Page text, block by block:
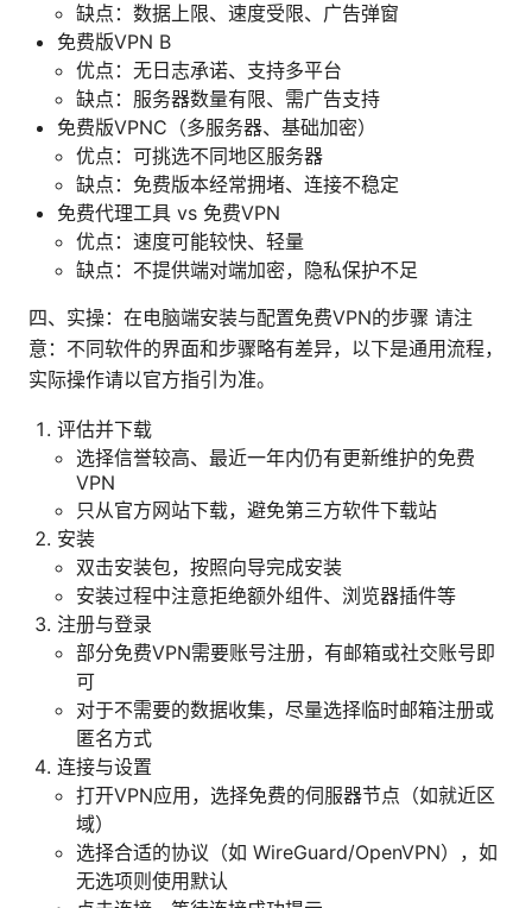
缺点：数据上限、速度受限、广告弹窗
免费版VPN B
优点：无日志承诺、支持多平台
缺点：服务器数量有限、需广告支持
免费版VPNC（多服务器、基础加密）
优点：可挑选不同地区服务器
缺点：免费版本经常拥堵、连接不稳定
免费代理工具 vs 免费VPN
优点：速度可能较快、轻量
缺点：不提供端对端加密，隐私保护不足
四、实操：在电脑端安装与配置免费VPN的步骤 请注
意：不同软件的界面和步骤略有差异，以下是通用流程，
实际操作请以官方指引为准。
评估并下载
选择信誉较高、最近一年内仍有更新维护的免费
VPN
只从官方网站下载，避免第三方软件下载站
安装
双击安装包，按照向导完成安装
安装过程中注意拒绝额外组件、浏览器插件等
注册与登录
部分免费VPN需要账号注册，有邮箱或社交账号即
可
对于不需要的数据收集，尽量选择临时邮箱注册或
匿名方式
连接与设置
打开VPN应用，选择免费的伺服器节点（如就近区
域）
选择合适的协议（如 WireGuard/OpenVPN），如
无选项则使用默认